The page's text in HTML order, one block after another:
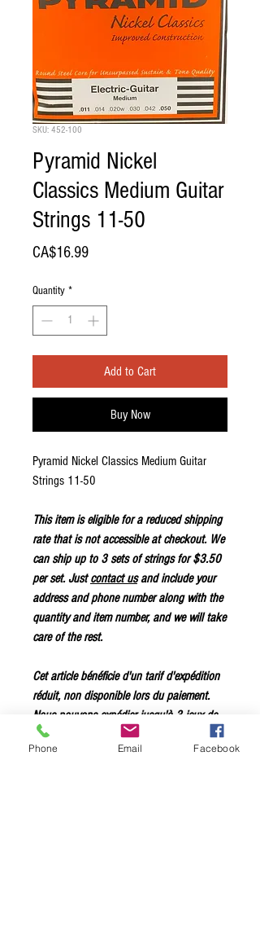
SKU: 452-100
Pyramid Nickel
Classics Medium Guitar
Strings 11-50
CA$16.99Price
Quantity *
Add to Cart
Buy Now
Pyramid Nickel Classics Medium Guitar
Strings 11-50
This item is eligible for a reduced shipping
rate that is not accessible at checkout. We
can ship up to 3 sets of strings for $3.50
per set. Justcontact usand include your
address and phone number along with the
quantity and item number, and we will take
care of the rest.
Cet article bénéficie d'un tarif d'expédition
réduit, non disponible lors du paiement.
Nous pouvons expédier jusqu'à 3 jeux de
cordes pour 3,50 $ par jeu.
noussimplement en indiquant votre
Phone Email Facebook